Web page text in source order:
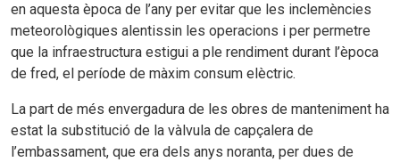
en aquesta època de l’any per evitar que les inclemències
meteorològiques alentissin les operacions i per permetre
que la infraestructura estigui a ple rendiment durant l’època
de fred, el període de màxim consum elèctric.
La part de més envergadura de les obres de manteniment ha
estat la substitució de la vàlvula de capçalera de
l’embassament, que era dels anys noranta, per dues de